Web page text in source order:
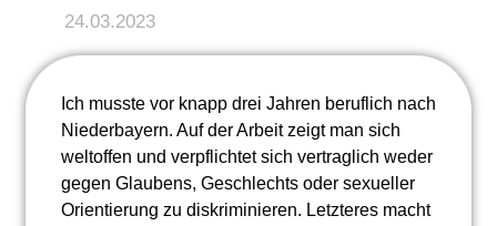
24.03.2023
Ich musste vor knapp drei Jahren beruflich nach
Niederbayern. Auf der Arbeit zeigt man sich
weltoffen und verpflichtet sich vertraglich weder
gegen Glaubens, Geschlechts oder sexueller
Orientierung zu diskriminieren. Letzteres macht